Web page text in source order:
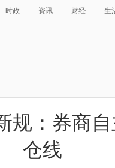
时政 资讯 财经 生
规：券商
仓线